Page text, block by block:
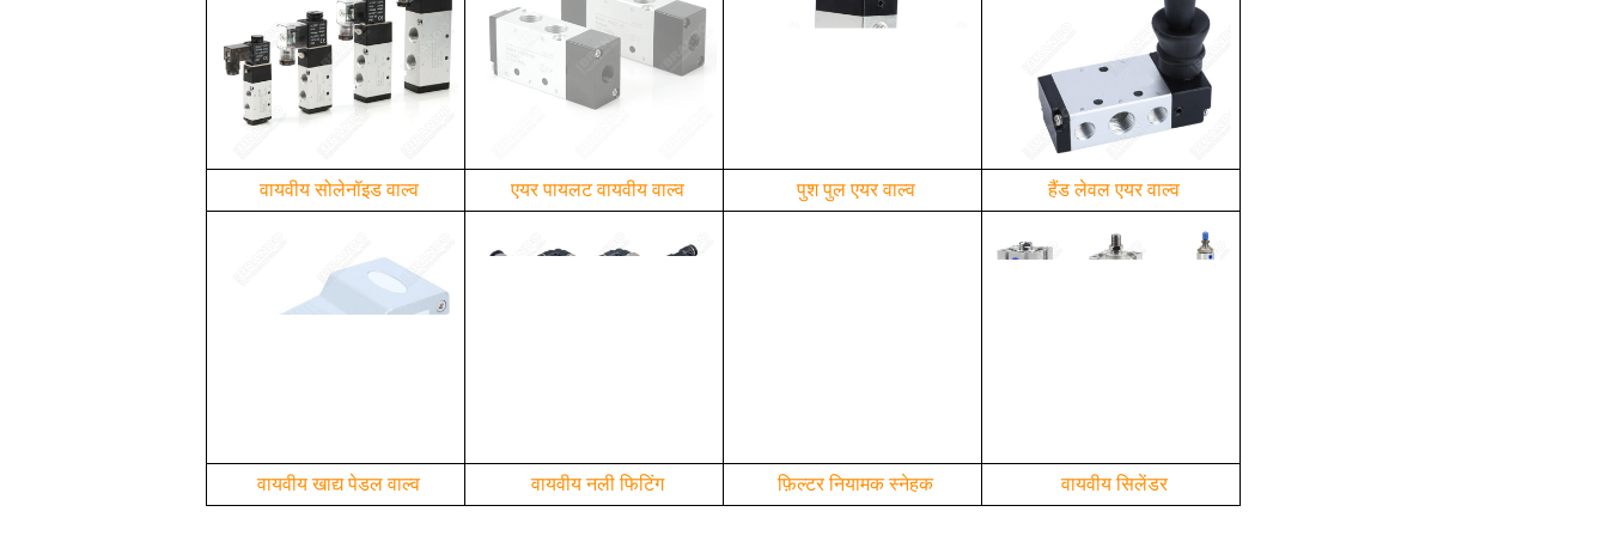
वायवीय सोलेनॉइड वाल्व एयर पायलट वायवीय वाल्व पुश पुल एयर वाल्व हैंड लेवल एयर वाल्व
वायवीय खाद्य पेडल वाल्व वायवीय नली फिटिंग फ़िल्टर नियामक स्नेहक वायवीय सिलेंडर